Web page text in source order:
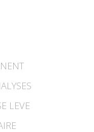
LEVE